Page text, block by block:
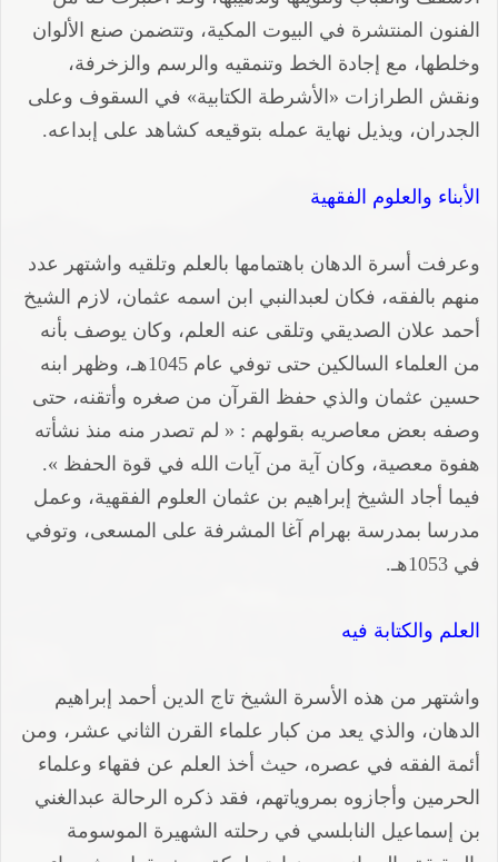
الفنون المنتشرة في البيوت المكية، وتتضمن صنع الألوان
وخلطها، مع إجادة الخط وتنمقيه والرسم والزخرفة،
ونقش الطرازات «الأشرطة الكتابية» في السقوف وعلى
الجدران، ويذيل نهاية عمله بتوقيعه كشاهد على إبداعه.
الأبناء والعلوم الفقهية
وعرفت أسرة الدهان باهتمامها بالعلم وتلقيه واشتهر عدد
منهم بالفقه، فكان لعبدالنبي ابن اسمه عثمان، لازم الشيخ
أحمد علان الصديقي وتلقى عنه العلم، وكان يوصف بأنه
من العلماء السالكين حتى توفي عام 1045هـ، وظهر ابنه
حسين عثمان والذي حفظ القرآن من صغره وأتقنه، حتى
وصفه بعض معاصريه بقولهم : « لم تصدر منه منذ نشأته
هفوة معصية، وكان آية من آيات الله في قوة الحفظ ».
فيما أجاد الشيخ إبراهيم بن عثمان العلوم الفقهية، وعمل
مدرسا بمدرسة بهرام آغا المشرفة على المسعى، وتوفي
في 1053هـ.
العلم والكتابة فيه
واشتهر من هذه الأسرة الشيخ تاج الدين أحمد إبراهيم
الدهان، والذي يعد من كبار علماء القرن الثاني عشر، ومن
أئمة الفقه في عصره، حيث أخذ العلم عن فقهاء وعلماء
الحرمين وأجازوه بمروياتهم، فقد ذكره الرحالة عبدالغني
بن إسماعيل النابلسي في رحلته الشهيرة الموسومة